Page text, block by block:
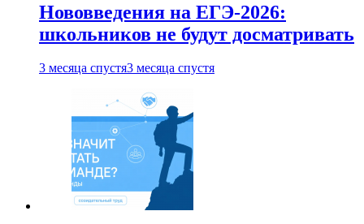
Нововведения на ЕГЭ-2026:
школьников не будут досматривать
3 месяца спустя3 месяца спустя